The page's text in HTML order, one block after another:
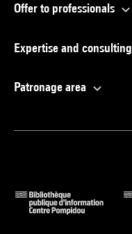
Offer to professionals
Expertise and consulting
Patronage area